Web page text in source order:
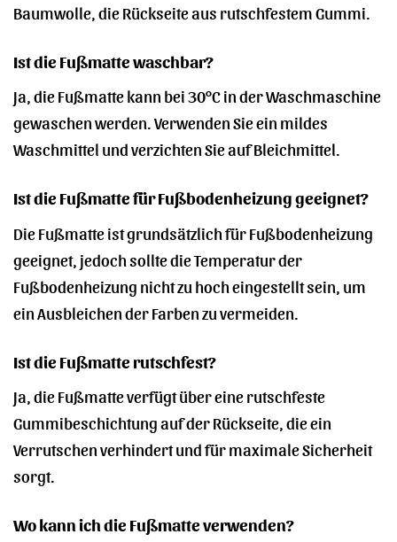
Baumwolle, die Rückseite aus rutschfestem Gummi.
Ist die Fußmatte waschbar?
Ja, die Fußmatte kann bei 30°C in der Waschmaschine
gewaschen werden. Verwenden Sie ein mildes
Waschmittel und verzichten Sie auf Bleichmittel.
Ist die Fußmatte für Fußbodenheizung geeignet?
Die Fußmatte ist grundsätzlich für Fußbodenheizung
geeignet, jedoch sollte die Temperatur der
Fußbodenheizung nicht zu hoch eingestellt sein, um
ein Ausbleichen der Farben zu vermeiden.
Ist die Fußmatte rutschfest?
Ja, die Fußmatte verfügt über eine rutschfeste
Gummibeschichtung auf der Rückseite, die ein
Verrutschen verhindert und für maximale Sicherheit
sorgt.
Wo kann ich die Fußmatte verwenden?